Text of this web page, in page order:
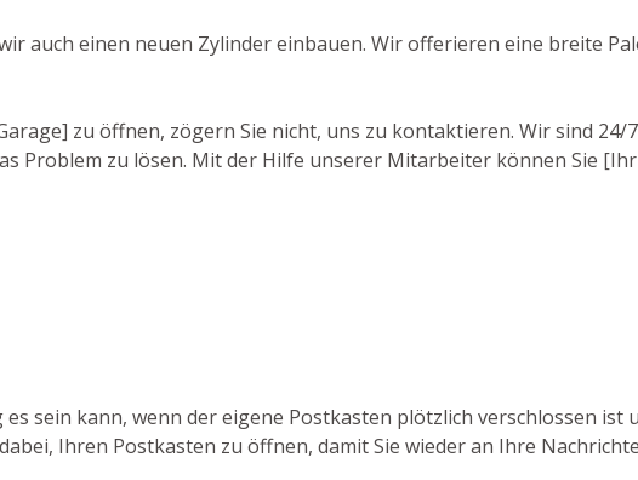
auch einen neuen Zylinder einbauen. Wir offerieren eine breite
zu öffnen, zögern Sie nicht, uns zu kontaktieren. Wir sind
Problem zu lösen. Mit der Hilfe unserer Mitarbeiter können Sie
sein kann, wenn der eigene Postkasten plötzlich verschlossen ist
Ihren Postkasten zu öffnen, damit Sie wieder an Ihre